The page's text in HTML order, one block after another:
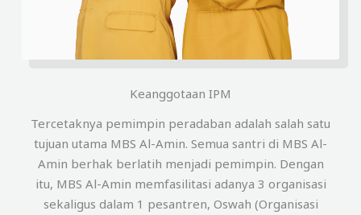
Keanggotaan IPM
Tercetaknya pemimpin peradaban adalah salah satu
tujuan utama MBS Al-Amin. Semua santri di MBS Al-
Amin berhak berlatih menjadi pemimpin. Dengan
itu, MBS Al-Amin memfasilitasi adanya 3 organisasi
sekaligus dalam 1 pesantren, Oswah (Organisasi